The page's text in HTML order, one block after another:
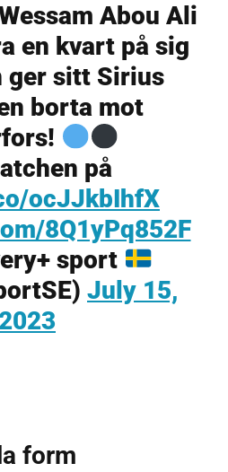
Abou Ali
en kvart på sig
ger sitt Sirius
borta mot
på
ocJJkbIhfX
8Q1yPq852F
sport
July 15,
form